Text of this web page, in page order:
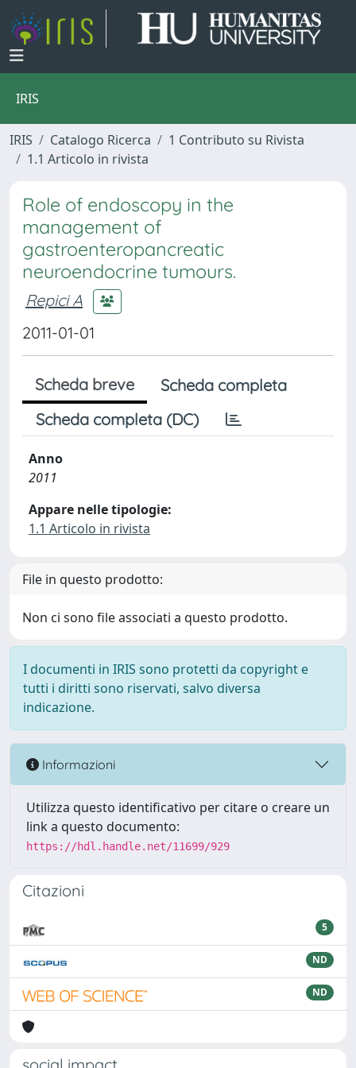
IRIS
IRIS Catalogo Ricerca
1 Contributo su Rivista
1.1 Articolo in rivista
Role of endoscopy in the
management of
gastroenteropancreatic
neuroendocrine tumours.
Repici A
2011-01-01
Scheda breve
Scheda completa
Scheda completa (DC)
Anno
2011
Appare nelle tipologie:
1.1 Articolo in rivista
File in questo prodotto:
Non ci sono file associati a questo prodotto.
I documenti in IRIS sono protetti da copyright e
tutti i diritti sono riservati, salvo diversa
indicazione.
Informazioni
Utilizza questo identificativo per citare o creare un
link a questo documento:
https://hdl.handle.net/11699/929
Citazioni
5
ND
ND